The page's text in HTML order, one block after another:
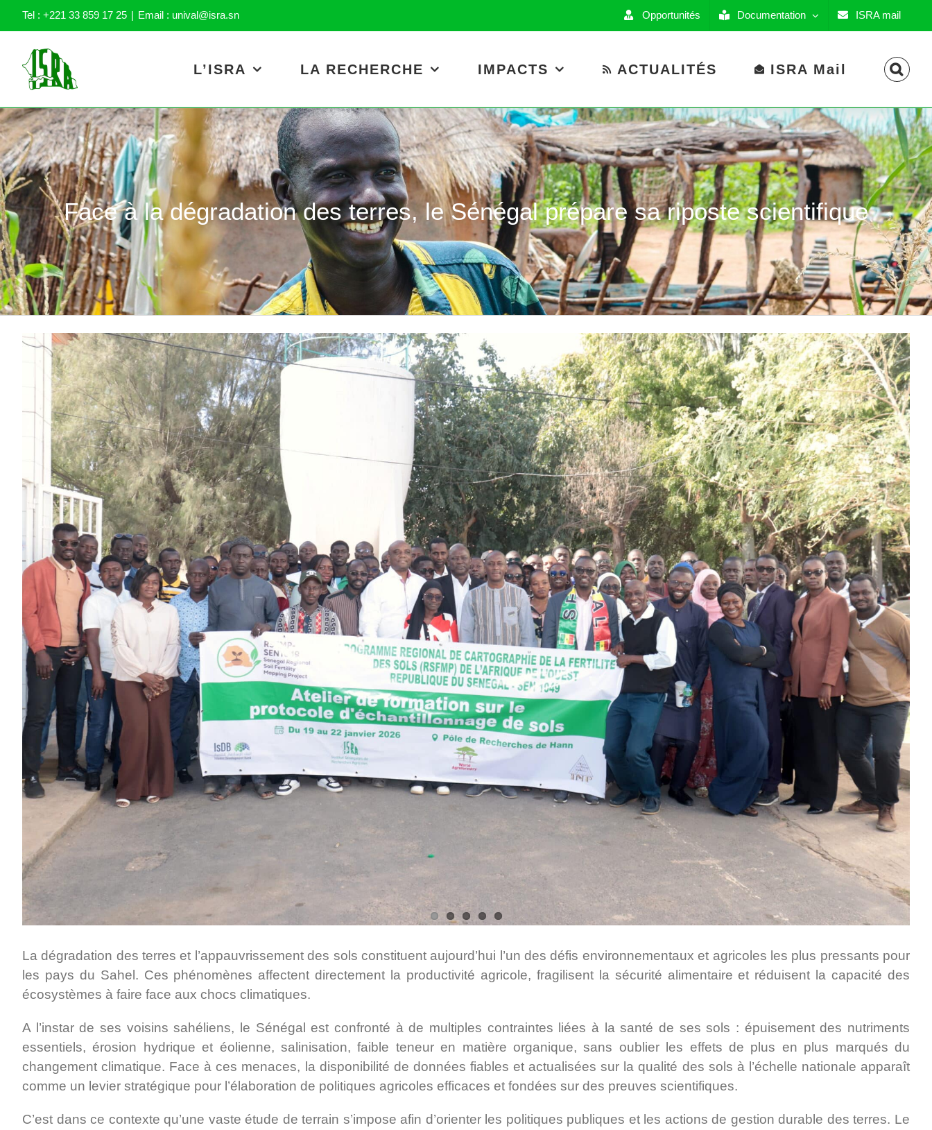
content
Tel : +221 33 859 17 25 | Email : unival@isra.sn Opportunités Documentation ISRA mail
L’ISRA LA RECHERCHE IMPACTS ACTUALITÉS ISRA Mail
Face à la dégradation des terres, le Sénégal prépare sa riposte scientifique
La dégradation des terres et l’appauvrissement des sols constituent aujourd’hui l’un des défis environnementaux et agricoles les plus pressants pour
les pays du Sahel. Ces phénomènes affectent directement la productivité agricole, fragilisent la sécurité alimentaire et réduisent la capacité des
écosystèmes à faire face aux chocs climatiques.
A l’instar de ses voisins sahéliens, le Sénégal est confronté à de multiples contraintes liées à la santé de ses sols : épuisement des nutriments
essentiels, érosion hydrique et éolienne, salinisation, faible teneur en matière organique, sans oublier les effets de plus en plus marqués du
changement climatique. Face à ces menaces, la disponibilité de données fiables et actualisées sur la qualité des sols à l’échelle nationale apparaît
comme un levier stratégique pour l’élaboration de politiques agricoles efficaces et fondées sur des preuves scientifiques.
C’est dans ce contexte qu’une vaste étude de terrain s’impose afin d’orienter les politiques publiques et les actions de gestion durable des terres. Le